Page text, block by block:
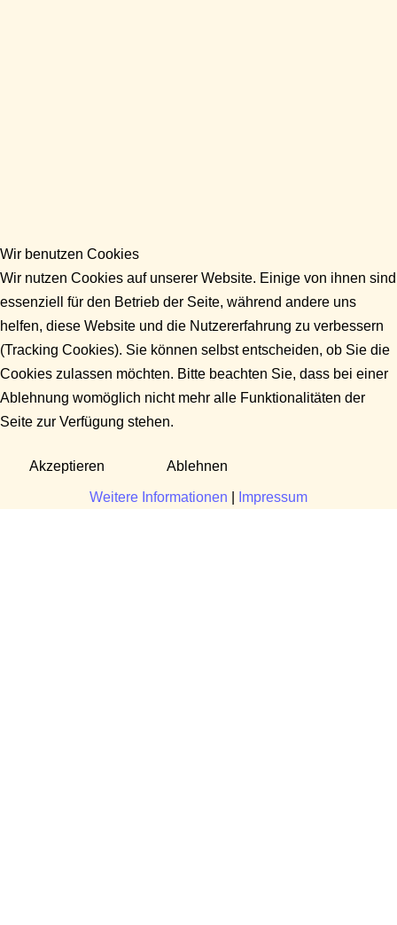
Wir benutzen Cookies
Wir nutzen Cookies auf unserer Website. Einige von ihnen sind
essenziell für den Betrieb der Seite, während andere uns
helfen, diese Website und die Nutzererfahrung zu verbessern
(Tracking Cookies). Sie können selbst entscheiden, ob Sie die
Cookies zulassen möchten. Bitte beachten Sie, dass bei einer
Ablehnung womöglich nicht mehr alle Funktionalitäten der
Seite zur Verfügung stehen.
Akzeptieren Ablehnen
Weitere Informationen Impressum